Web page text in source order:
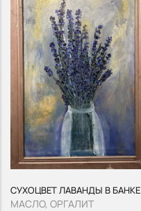
СУХОЦВЕТ ЛАВАНДЫ В БАНКЕ
МАСЛО, ОРГАЛИТ